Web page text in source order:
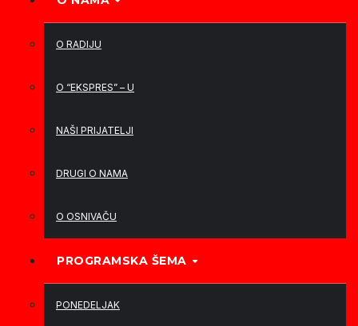
O RADIJU
O “EKSPRES” – U
NAŠI PRIJATELJI
DRUGI O NAMA
O OSNIVAČU
PROGRAMSKA ŠEMA
PONEDELJAK